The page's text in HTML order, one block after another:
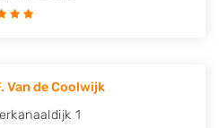
Van de Coolwijk
1